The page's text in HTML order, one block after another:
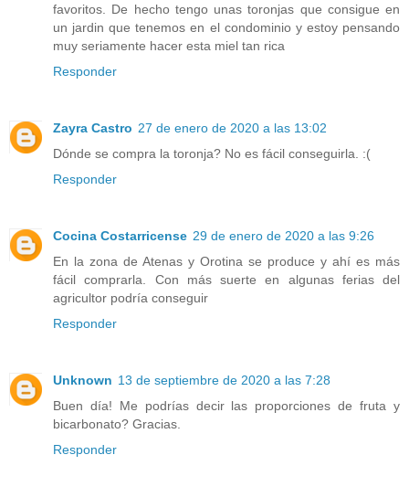
favoritos. De hecho tengo unas toronjas que consigue en
un jardin que tenemos en el condominio y estoy pensando
muy seriamente hacer esta miel tan rica
Responder
Zayra Castro 27 de enero de 2020 a las 13:02
Dónde se compra la toronja? No es fácil conseguirla. :(
Responder
Cocina Costarricense 29 de enero de 2020 a las 9:26
En la zona de Atenas y Orotina se produce y ahí es más
fácil comprarla. Con más suerte en algunas ferias del
agricultor podría conseguir
Responder
Unknown 13 de septiembre de 2020 a las 7:28
Buen día! Me podrías decir las proporciones de fruta y
bicarbonato? Gracias.
Responder